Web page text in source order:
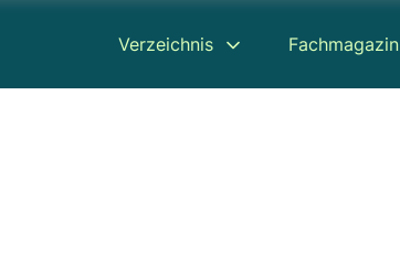
Verzeichnis Fachmagazin